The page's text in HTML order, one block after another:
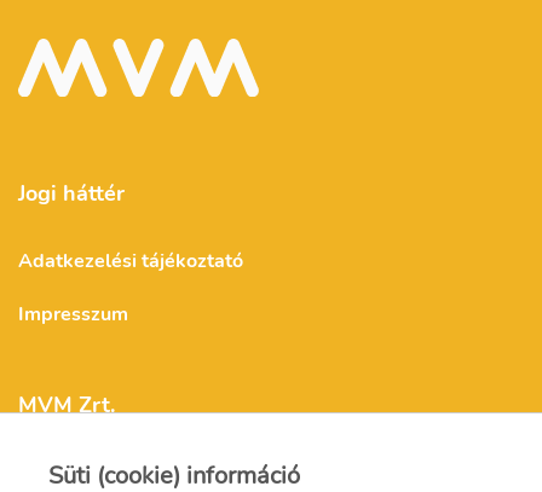
Jogi háttér
Adatkezelési tájékoztató
Impresszum
MVM Zrt.
Süti (cookie) információ